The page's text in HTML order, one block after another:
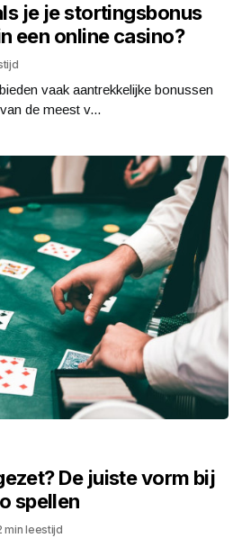
je je stortingsbonus
een online casino?
vaak aantrekkelijke bonussen
de meest v...
De juiste vorm bij
spellen
min leestijd